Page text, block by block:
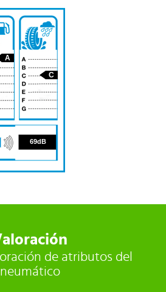
69
A
C
69dB
de atributos del
neumático